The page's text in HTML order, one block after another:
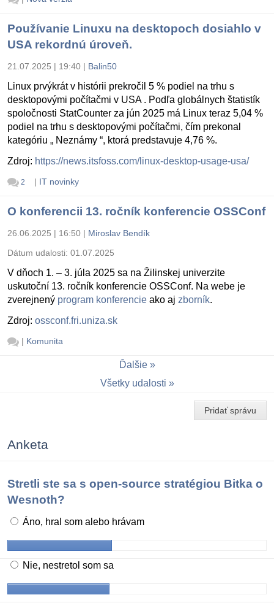
Používanie Linuxu na desktopoch dosiahlo v
USA rekordnú úroveň.
21.07.2025 | 19:40 | Balin50
Linux prvýkrát v histórii prekročil 5 % podiel na trhu s
desktopovými počítačmi v USA . Podľa globálnych štatistík
spoločnosti StatCounter za jún 2025 má Linux teraz 5,04 %
podiel na trhu s desktopovými počítačmi, čím prekonal
kategóriu „ Neznámy “, ktorá predstavuje 4,76 %.
Zdroj: https://news.itsfoss.com/linux-desktop-usage-usa/
2 | IT novinky
O konferencii 13. ročník konferencie OSSConf
26.06.2025 | 16:50 | Miroslav Bendík
Dátum udalosti: 01.07.2025
V dňoch 1. – 3. júla 2025 sa na Žilinskej univerzite
uskutoční 13. ročník konferencie OSSConf. Na webe je
zverejnený program konferencie ako aj zborník.
Zdroj: ossconf.fri.uniza.sk
| Komunita
Ďalšie
Všetky udalosti
Pridať správu
Anketa
Stretli ste sa s open-source stratégiou Bitka o
Wesnoth?
Áno, hral som alebo hrávam
Nie, nestretol som sa